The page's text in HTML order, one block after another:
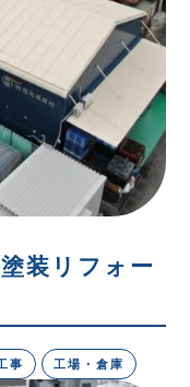
装リフォー
事 工場・倉庫